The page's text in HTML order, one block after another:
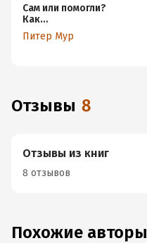
Сам или помогли?
Как
криминалисты
раскрыли 50
Питер Мур
Отзывы 8
Отзывы из книг
8 отзывов
Похожие авторы